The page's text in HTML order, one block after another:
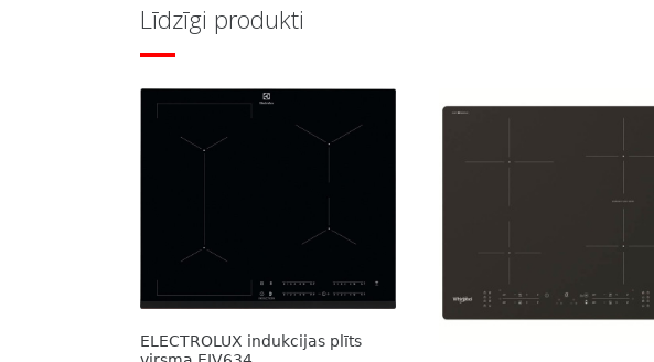
Līdzīgi produkti
ELECTROLUX indukcijas plīts